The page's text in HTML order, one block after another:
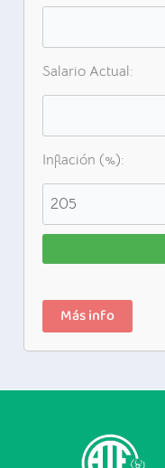
Salario Actual:
Inflación (%):
Más info